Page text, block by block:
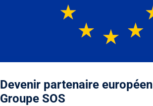
Devenir partenaire européen
Groupe SOS